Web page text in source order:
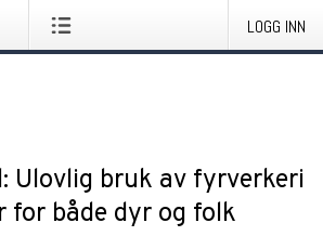
LOGG INN
Ulovlig bruk av fyrverkeri
for både dyr og folk